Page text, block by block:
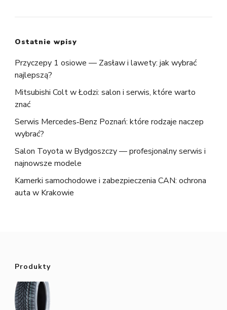
Ostatnie wpisy
Przyczepy 1 osiowe — Zasław i lawety: jak wybrać
najlepszą?
Mitsubishi Colt w Łodzi: salon i serwis, które warto
znać
Serwis Mercedes‑Benz Poznań: które rodzaje naczep
wybrać?
Salon Toyota w Bydgoszczy — profesjonalny serwis i
najnowsze modele
Kamerki samochodowe i zabezpieczenia CAN: ochrona
auta w Krakowie
Produkty